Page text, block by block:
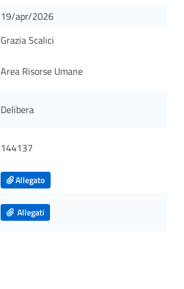
19/apr/2026
Grazia Scalici
Area Risorse Umane
Delibera
144137
Allegato
Allegati